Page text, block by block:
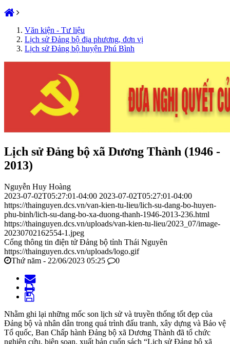
Văn kiện - Tư liệu
Lịch sử Đảng bộ địa phương, đơn vị
Lịch sử Đảng bộ huyện Phú Bình
Lịch sử Đảng bộ xã Dương Thành (1946 -
2013)
Nguyễn Huy Hoàng
2023-07-02T05:27:01-04:00 2023-07-02T05:27:01-04:00
https://thainguyen.dcs.vn/van-kien-tu-lieu/lich-su-dang-bo-huyen-
phu-binh/lich-su-dang-bo-xa-duong-thanh-1946-2013-236.html
https://thainguyen.dcs.vn/uploads/van-kien-tu-lieu/2023_07/image-
20230702162554-1.jpeg
Cổng thông tin điện tử Đảng bộ tỉnh Thái Nguyên
https://thainguyen.dcs.vn/uploads/logo.gif
Thứ năm - 22/06/2023 05:25
0
Nhằm ghi lại những mốc son lịch sử và truyền thống tốt đẹp của
Đảng bộ và nhân dân trong quá trình đấu tranh, xây dựng và Bảo vệ
Tổ quốc, Ban Chấp hành Đảng bộ xã Dương Thành đã tổ chức
nghiên cứu, biên soạn, xuất bản cuốn sách “Lịch sử Đảng bộ xã